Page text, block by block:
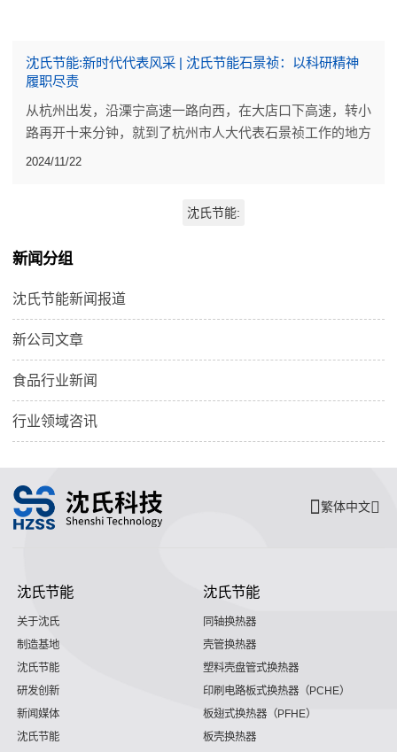
沈氏节能:新时代代表风采 | 沈氏节能石景祯：以科研精神
履职尽责
从杭州出发，沿溧宁高速一路向西，在大店口下高速，转小
路再开十来分钟，就到了杭州市人大代表石景祯工作的地方
沈氏节能股份有限公司，藏在建德市航头镇的一个小山村
2024/11/22
沈氏节能:
新闻分组
沈氏节能新闻报道
新公司文章
食品行业新闻
行业领域咨讯
繁体中文
沈氏节能
关于沈氏
制造基地
沈氏节能
研发创新
新闻媒体
沈氏节能
沈氏节能
同轴换热器
壳管换热器
塑料壳盘管式换热器
印刷电路板式换热器（PCHE）
板翅式换热器（PFHE）
板壳换热器